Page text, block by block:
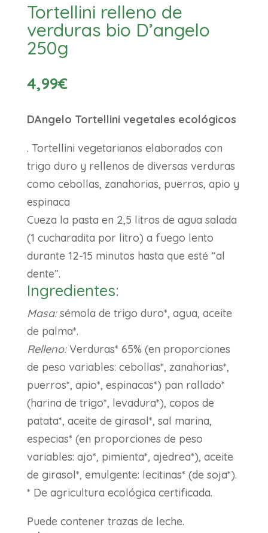
Tortellini relleno de
verduras bio D’angelo
250g
4,99€
DAngelo Tortellini vegetales ecológicos
. Tortellini vegetarianos elaborados con
trigo duro y rellenos de diversas verduras
como cebollas, zanahorias, puerros, apio y
espinaca
Cueza la pasta en 2,5 litros de agua salada
(1 cucharadita por litro) a fuego lento
durante 12-15 minutos hasta que esté “al
dente”.
Ingredientes:
Masa:sémola de trigo duro*, agua, aceite
de palma*.
Relleno:Verduras* 65% (en proporciones
de peso variables: cebollas*, zanahorias*,
puerros*, apio*, espinacas*) pan rallado*
(harina de trigo*, levadura*), copos de
patata*, aceite de girasol*, sal marina,
especias* (en proporciones de peso
variables: ajo*, pimienta*, ajedrea*), aceite
de girasol*, emulgente: lecitinas* (de soja*).
* De agricultura ecológica certificada.
Puede contener trazas de leche.